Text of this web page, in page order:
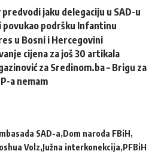
predvodi jaku delegaciju u SAD-u
povukao podršku Infantinu
u Bosni i Hercegovini
cijena za još 30 artikala
za Sredinom.ba – Brigu za
a nemam
SAD-a Dom naroda FBiH
Volz Južna interkonekcija PFBiH